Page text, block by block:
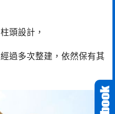
頭設計，
過多次整建，依然保有其